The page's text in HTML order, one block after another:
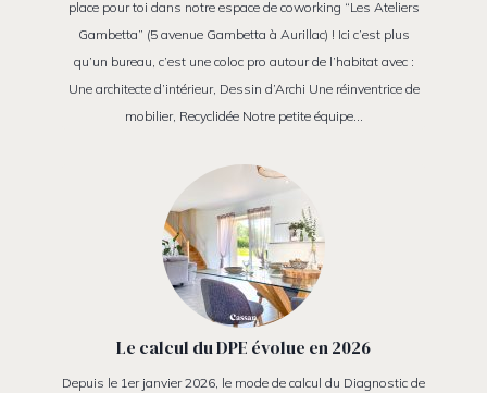
place pour toi dans notre espace de coworking “Les Ateliers
Gambetta” (5 avenue Gambetta à Aurillac) ! Ici c’est plus
qu’un bureau, c’est une coloc pro autour de l’habitat avec :
Une architecte d’intérieur, Dessin d’Archi Une réinventrice de
mobilier, Recyclidée Notre petite équipe…
Le calcul du DPE évolue en 2026
Depuis le 1er janvier 2026, le mode de calcul du Diagnostic de